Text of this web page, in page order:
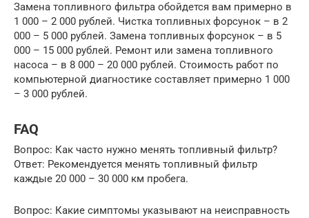
Замена топливного фильтра обойдется вам примерно в
1 000 – 2 000 рублей. Чистка топливных форсунок – в 2
000 – 5 000 рублей. Замена топливных форсунок – в 5
000 – 15 000 рублей. Ремонт или замена топливного
насоса – в 8 000 – 20 000 рублей. Стоимость работ по
компьютерной диагностике составляет примерно 1 000
– 3 000 рублей.
FAQ
Вопрос: Как часто нужно менять топливный фильтр?
Ответ: Рекомендуется менять топливный фильтр
каждые 20 000 – 30 000 км пробега.
Вопрос: Какие симптомы указывают на неисправность